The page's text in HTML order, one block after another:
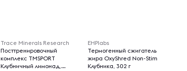
Trace Minerals Research
Посттренировочный
комплекс TMSPORT
Клубничный лимонад,
EHPlabs
Термогенный сжигатель
жира OxyShred Non-Stim
Клубника, 302 г